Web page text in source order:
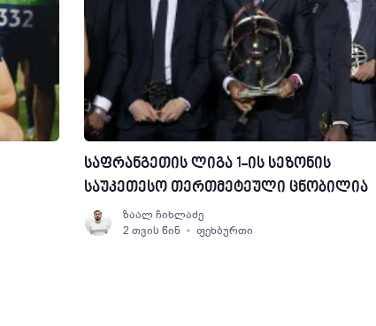
საფრანგეთის ლიგა 1-ის სეზონის
საუკეთესო თერთმეტეული ცნობილია
ზაალ ჩიხლაძე
2 თვის წინ
ფეხბურთი